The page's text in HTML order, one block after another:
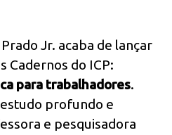
Jr. acaba de lançar
Cadernos do ICP:
para trabalhadores.
profundo e
e pesquisadora